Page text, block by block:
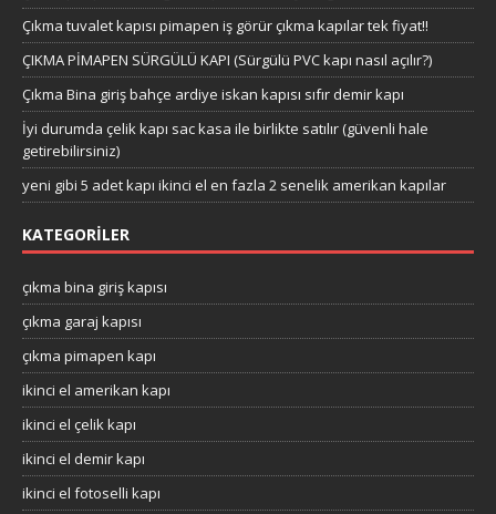
Çıkma tuvalet kapısı pimapen iş görür çıkma kapılar tek fiyat!!
ÇIKMA PİMAPEN SÜRGÜLÜ KAPI (Sürgülü PVC kapı nasıl açılır?)
Çıkma Bina giriş bahçe ardiye iskan kapısı sıfır demir kapı
İyi durumda çelik kapı sac kasa ile birlikte satılır (güvenli hale
getirebilirsiniz)
yeni gibi 5 adet kapı ikinci el en fazla 2 senelik amerikan kapılar
KATEGORILER
çıkma bina giriş kapısı
çıkma garaj kapısı
çıkma pimapen kapı
ikinci el amerikan kapı
ikinci el çelik kapı
ikinci el demir kapı
ikinci el fotoselli kapı